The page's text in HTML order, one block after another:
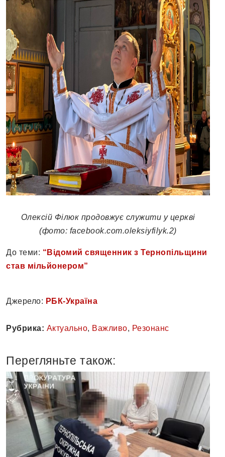
Олексій Філюк продовжує служити у церкві
(фото: facebook.com.oleksiyfilyk.2)
До теми: “Відомий священник з Тернопільщини
став мільйонером”
Джерело: РБК-Україна
Рубрика: Актуально, Важливо, Резонанс
Перегляньте також: